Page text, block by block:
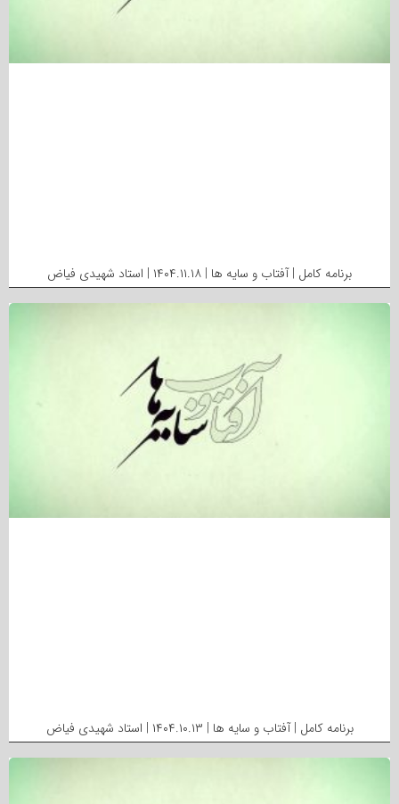
برنامه کامل | آفتاب و سایه ها | ۱۴۰۴.۱۱.۱۸ | استاد شهیدی فیاض
برنامه کامل | آفتاب و سایه ها | ۱۴۰۴.۱۰.۱۳ | استاد شهیدی فیاض